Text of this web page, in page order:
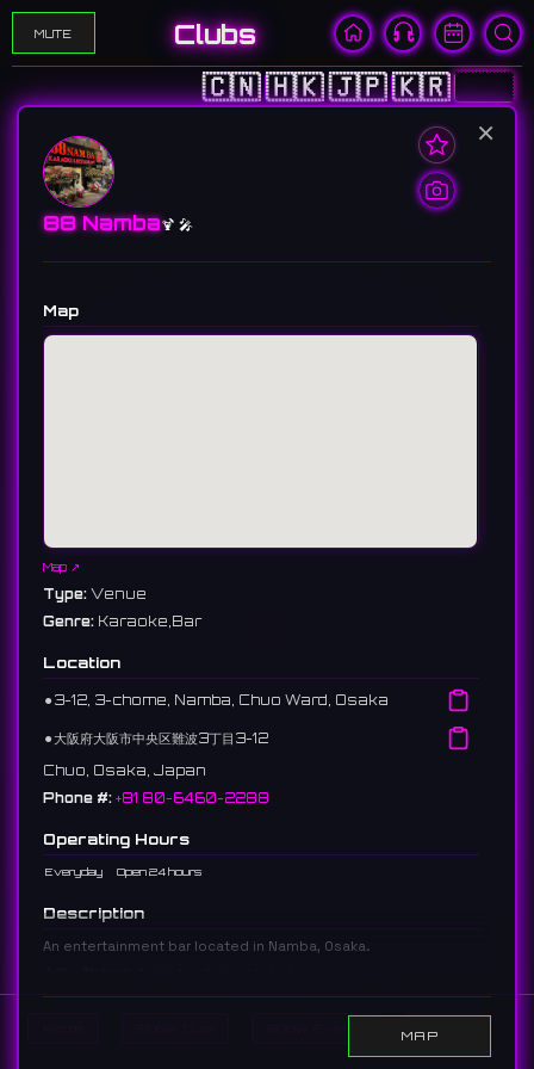
MUTE Clubs
🇨🇳🇭🇰🇯🇵🇰🇷🇺🇸
Search
×
88 Namba🍹 🎤
Map
Map ↗
Type: Venue
Genre: Karaoke,Bar
Location
⚫︎ 3-12, 3-chome, Namba, Chuo Ward, Osaka
⚫︎大阪府大阪市中央区難波3丁目3-12
Chuo, Osaka, Japan
Phone #: +81 80-6460-2288
Operating Hours
Everyday Open 24 hours
Description
An entertainment bar located in Namba, Osaka.
119 reviews 2.7 ⭐️
MAP